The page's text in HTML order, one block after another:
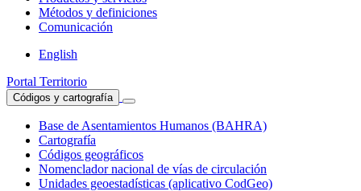
Métodos y definiciones
Comunicación
English
Portal Territorio
Códigos y cartografía
Base de Asentamientos Humanos (BAHRA)
Cartografía
Códigos geográficos
Nomenclador nacional de vías de circulación
Unidades geoestadísticas (aplicativo CodGeo)